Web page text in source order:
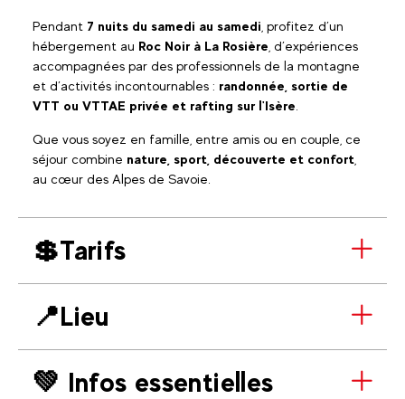
Pendant 7 nuits du samedi au samedi , profitez d’un
hébergement au Roc Noir à La Rosière , d’expériences
accompagnées par des professionnels de la montagne
et d’activités incontournables : randonnée, sortie de
VTT ou VTTAE privée et rafting sur l'Isère
Que vous soyez en famille, entre amis ou en couple, ce
séjour combine nature, sport, découverte et confort
au cœur des Alpes de Savoie.
💲Tarifs
📍Lieu
💚 Infos essentielles